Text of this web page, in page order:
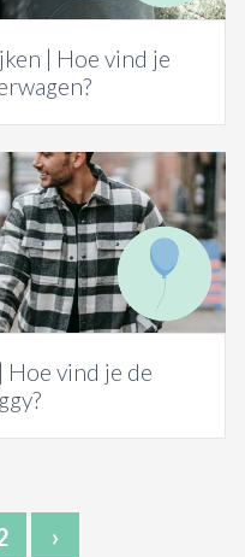
| Hoe vind je
Hoe vind je de
›